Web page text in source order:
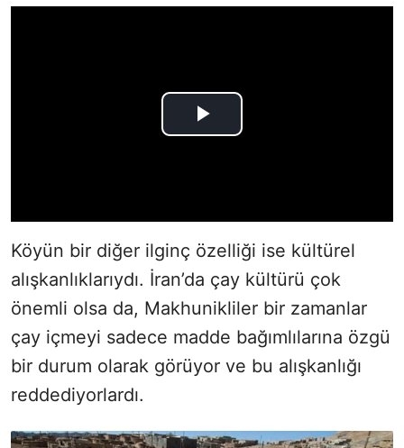
Köyün bir diğer ilginç özelliği ise kültürel
alışkanlıklarıydı. İran’da çay kültürü çok
önemli olsa da, Makhunikliler bir zamanlar
çay içmeyi sadece madde bağımlılarına özgü
bir durum olarak görüyor ve bu alışkanlığı
reddediyorlardı.